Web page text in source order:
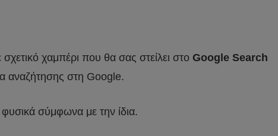
χαμπέρι που θα σας στείλει στο Google Search
αναζήτησης στη Google.
σύμφωνα με την ίδια.